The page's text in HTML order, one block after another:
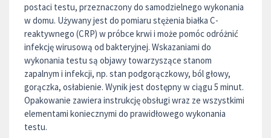
postaci testu, przeznaczony do samodzielnego wykonania
w domu. Używany jest do pomiaru stężenia białka C-
reaktywnego (CRP) w próbce krwi i może pomóc odróżnić
infekcję wirusową od bakteryjnej. Wskazaniami do
wykonania testu są objawy towarzyszące stanom
zapalnym i infekcji, np. stan podgorączkowy, ból głowy,
gorączka, osłabienie. Wynik jest dostępny w ciągu 5 minut.
Opakowanie zawiera instrukcję obsługi wraz ze wszystkimi
elementami koniecznymi do prawidłowego wykonania
testu.